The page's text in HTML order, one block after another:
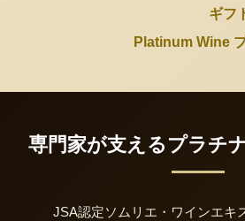
ギフ
Platinum Wine
専門家が支えるプラチ
JSA認定ソムリエ・ワインエキ